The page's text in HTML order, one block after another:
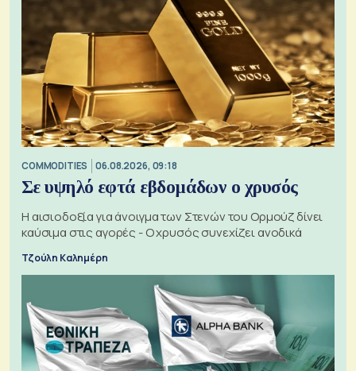
COMMODITIES 06.08.2026, 09:18
Σε υψηλό εφτά εβδομάδων ο χρυσός
Η αισιοδοξία για άνοιγμα των Στενών του Ορμούζ δίνει
καύσιμα στις αγορές - Ο χρυσός συνεχίζει ανοδικά
Τζούλη Καλημέρη